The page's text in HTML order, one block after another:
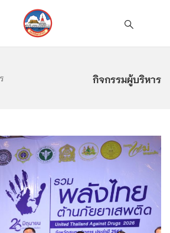
กิจกรรมผู้บริหาร